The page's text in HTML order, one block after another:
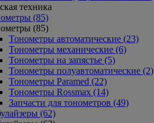
техника
(85)
(85)
Тонометры автоматические (23)
Тонометры механические (6)
Тонометры на запястье (5)
Тонометры полуавтоматические (2)
Тонометры Paramed (22)
Тонометры Rossmax (14)
Запчасти для тонометров (49)
(62)